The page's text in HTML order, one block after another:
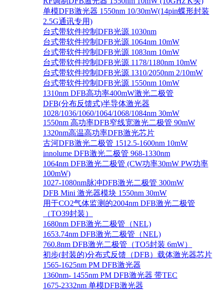
单模DFB激光器 1550nm 10/30mW(14pin蝶形封装
2.5G通讯专用)
台式带软件控制DFB光源 1030nm
台式带软件控制DFB光源 1064nm 10mW
台式带软件控制DFB光源 1083nm 10mW
台式带软件控制DFB光源 1178/1180nm 10mW
台式带软件控制DFB光源 1310/2050nm 2/10mW
台式带软件控制DFB光源 1550nm 10mW
1310nm DFB高功率400mW激光二极管
DFB(分布反馈式)半导体激光器
1028/1036/1060/1064/1068/1084nm 30mW
1550nm 高功率DFB窄线宽激光二极管 90mW
1320nm高温高功率DFB激光芯片
古河DFB激光二极管 1512.5-1600nm 10mW
innolume DFB激光二极管 968-1330nm
1064nm DFB激光二极管 (CW功率30mW PW功率
100mW)
1027-1080nm脉冲DFB激光二极管 300mW
DFB Mini 激光器模块 1550nm 30mW
用于CO2气体监测的2004nm DFB激光二极管
（TO39封装）
1680nm DFB激光二极管（NEL)
1653.74nm DFB激光二极管（NEL)
760.8nm DFB激光二极管（TO5封装 6mW）
初步(封装的)分布式反馈（DFB）载体激光器芯片
1565-1625nm PM DFB激光器
1360nm- 1455nm PM DFB激光器 带TEC
1675-2332nm 单模DFB激光器